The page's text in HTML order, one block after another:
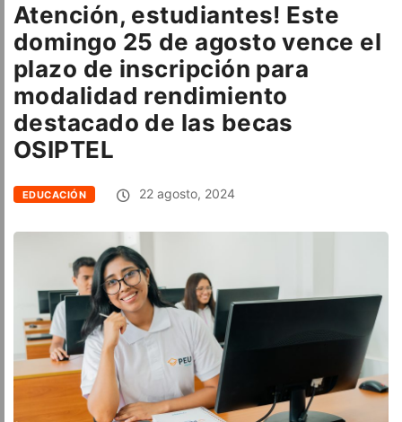
Atención, estudiantes! Este
domingo 25 de agosto vence el
plazo de inscripción para
modalidad rendimiento
destacado de las becas
OSIPTEL
EDUCACIÓN 22 agosto, 2024